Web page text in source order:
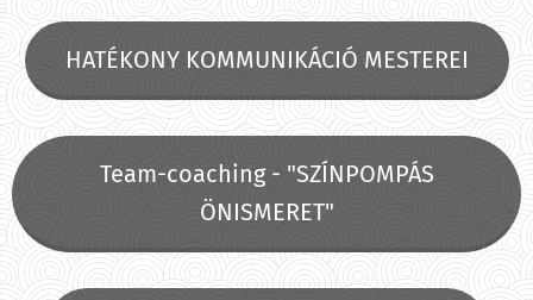
HATÉKONY KOMMUNIKÁCIÓ MESTEREI
Team-coaching - "SZÍNPOMPÁS
ÖNISMERET"